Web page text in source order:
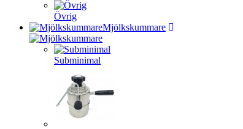
Övrig
Mjölkskummare
Subminimal